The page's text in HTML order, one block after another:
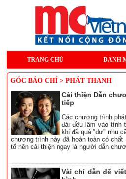
TRANG CHỦ DANH
GÓC BÁO CHÍ > PHÁT THANH
Cải thiện Dẫn
tiếp
Các chương trình
đài đều lâm vào tình
khi đã quá "dư" nhu
chương trình này đã hoàn toàn có
tố nên cải thiện ngay là người dẫn
Vài chỉ dẫn để